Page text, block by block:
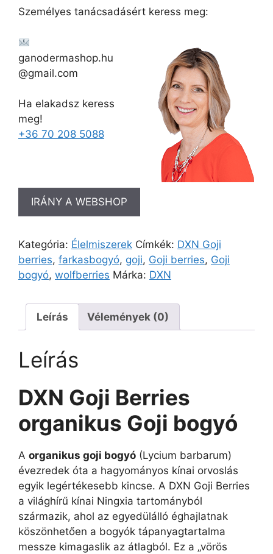
Személyes tanácsadásért keress meg:
ganodermashop.hu
@gmail.com
Ha elakadsz keress
meg!
+36 70 208 5088
IRÁNY A WEBSHOP
Kategória: Élelmiszerek Címkék: DXN Goji
berries, farkasbogyó, goji, Goji berries, Goji
bogyó, wolfberries Márka: DXN
Leírás Vélemények (0)
Leírás
DXN Goji Berries
organikus Goji bogyó
A organikus goji bogyó (Lycium barbarum)
évezredek óta a hagyományos kínai orvoslás
egyik legértékesebb kincse. A DXN Goji Berries
a világhírű kínai Ningxia tartományból
származik, ahol az egyedülálló éghajlatnak
köszönhetően a bogyók tápanyagtartalma
messze kimagaslik az átlagból. Ez a „vörös